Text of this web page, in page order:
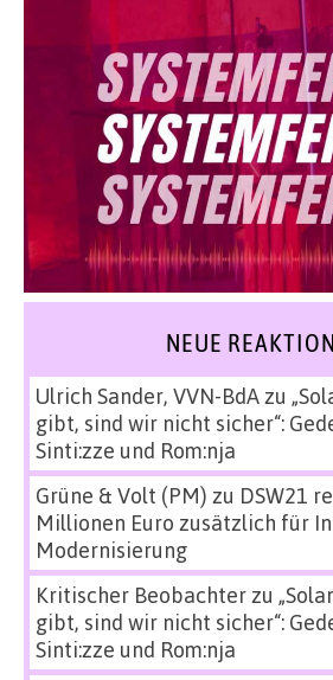
NEUE
Ulrich Sander, VVN-BdAzu
gibt, sind wir nicht sicher“:
Sinti:zze und Rom:nja
Grüne & Volt (PM) zu DSW21
Millionen Euro zusätzlich für
Modernisierung
Kritischer Beobachterzu
gibt, sind wir nicht sicher“:
Sinti:zze und Rom:nja